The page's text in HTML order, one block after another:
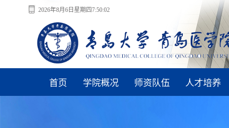
2026年8月6日星期四7:50:03
首页 学院概况 师资队伍 人才培养